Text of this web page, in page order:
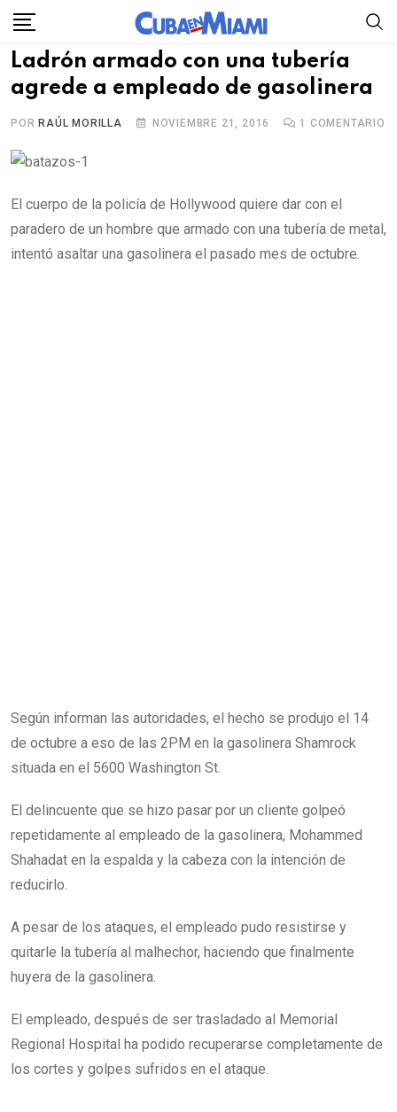
Skip
content
Ladrón armado con una tubería
agrede a empleado de gasolinera
POR RAÚL MORILLA NOVIEMBRE 21, 2016 1 COMENTARIO
El cuerpo de la policía de Hollywood quiere dar con el
paradero de un hombre que armado con una tubería de metal,
intentó asaltar una gasolinera el pasado mes de octubre.
Según informan las autoridades, el hecho se produjo el 14
de octubre a eso de las 2PM en la gasolinera Shamrock
situada en el 5600 Washington St.
El delincuente que se hizo pasar por un cliente golpeó
repetidamente al empleado de la gasolinera, Mohammed
Shahadat en la espalda y la cabeza con la intención de
reducirlo.
A pesar de los ataques, el empleado pudo resistirse y
quitarle la tubería al malhechor, haciendo que finalmente
huyera de la gasolinera.
El empleado, después de ser trasladado al Memorial
Regional Hospital ha podido recuperarse completamente de
los cortes y golpes sufridos en el ataque.